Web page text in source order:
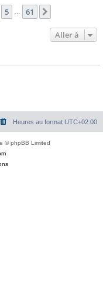
5 61
Aller à
Heures au format UTC+02:00
© phpBB Limited